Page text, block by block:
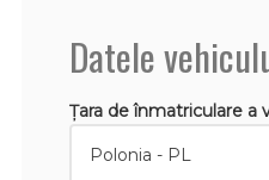
Datele
Țara de înmatriculare a